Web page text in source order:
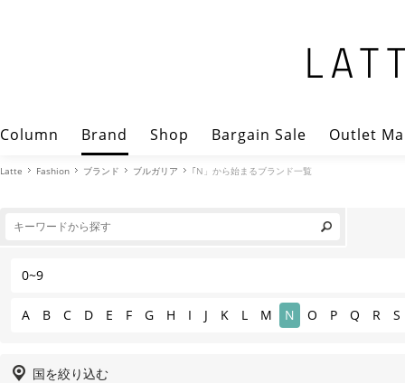
Column Brand Shop Bargain Sale Outlet
Latte Fashion ブランド ブルガリア ｢N」から始まるブランド一覧
0~9
A B C D E F G H I J K L M N O P Q R S
国を絞り込む